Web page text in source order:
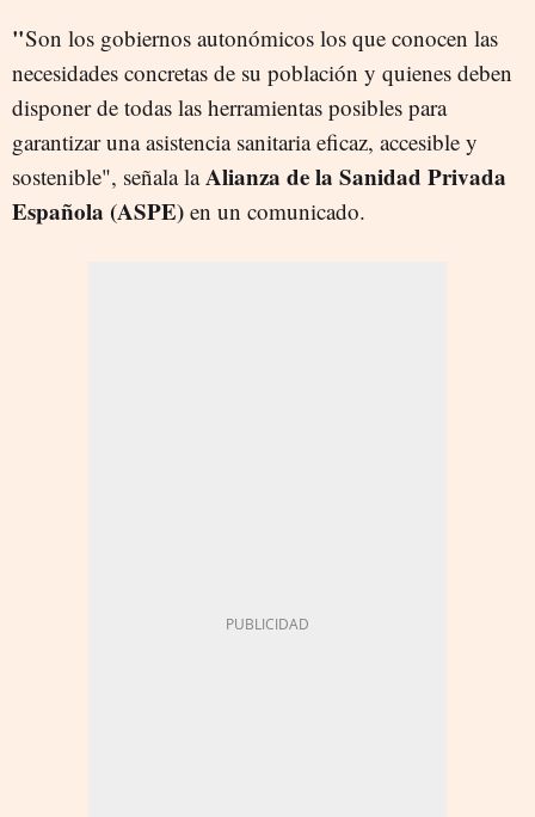
"Son los gobiernos autonómicos los que conocen las
necesidades concretas de su población y quienes deben
disponer de todas las herramientas posibles para
garantizar una asistencia sanitaria eficaz, accesible y
sostenible", señala laAlianza de la Sanidad Privada
Española (ASPE) en un comunicado.